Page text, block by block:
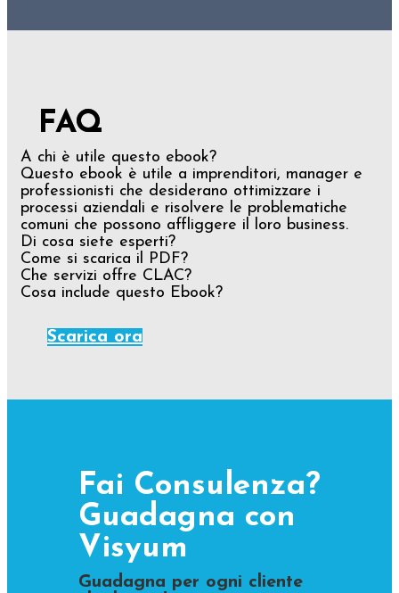
FAQ
A chi è utile questo ebook?
Questo ebook è utile a imprenditori, manager e
professionisti che desiderano ottimizzare i
processi aziendali e risolvere le problematiche
comuni che possono affliggere il loro business.
Di cosa siete esperti?
Come si scarica il PDF?
Che servizi offre CLAC?
Cosa include questo Ebook?
Scarica ora
Fai Consulenza?
Guadagna con
Visyum
Guadagna per ogni cliente